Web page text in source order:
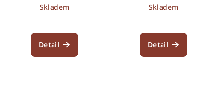
Skladem
Detail
Skladem
Detail